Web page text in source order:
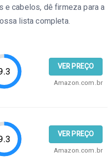
e cabelos, dê firmeza para a
lista completa.
VER PREÇO
Amazon.com.br
VER PREÇO
Amazon.com.br